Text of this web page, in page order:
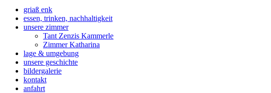
griaß enk
essen, trinken, nachhaltigkeit
unsere zimmer
Tant Zenzis Kammerle
Zimmer Katharina
lage & umgebung
unsere geschichte
bildergalerie
kontakt
anfahrt